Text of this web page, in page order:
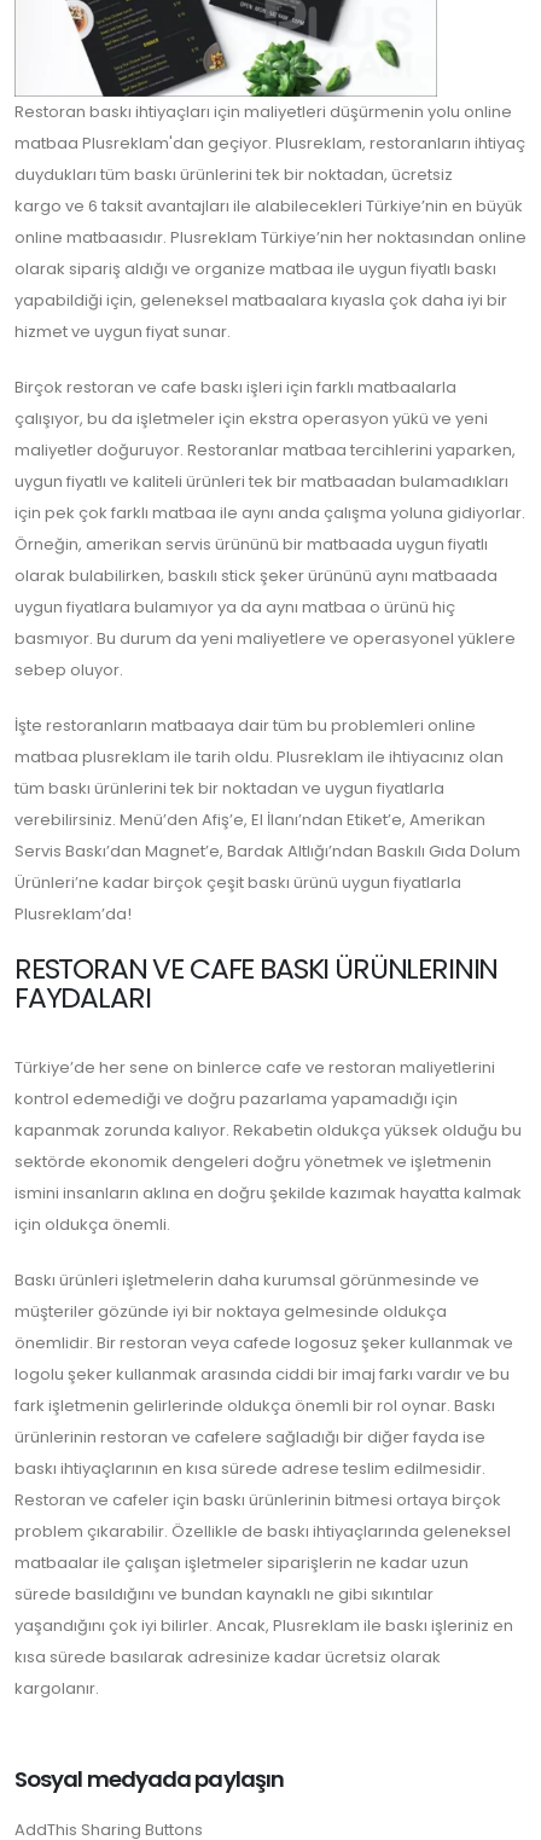
Restoran baskı ihtiyaçları için maliyetleri düşürmenin yolu online
matbaa Plusreklam'dan geçiyor. Plusreklam, restoranların ihtiyaç
duydukları tüm baskı ürünlerini tek bir noktadan, ücretsiz
kargo ve 6 taksit avantajları ile alabilecekleri Türkiye’nin en büyük
online matbaasıdır. Plusreklam Türkiye’nin her noktasından online
olarak sipariş aldığı ve organize matbaa ile uygun fiyatlı baskı
yapabildiği için, geleneksel matbaalara kıyasla çok daha iyi bir
hizmet ve uygun fiyat sunar.
Birçok restoran ve cafe baskı işleri için farklı matbaalarla
çalışıyor, bu da işletmeler için ekstra operasyon yükü ve yeni
maliyetler doğuruyor. Restoranlar matbaa tercihlerini yaparken,
uygun fiyatlı ve kaliteli ürünleri tek bir matbaadan bulamadıkları
için pek çok farklı matbaa ile aynı anda çalışma yoluna gidiyorlar.
Örneğin, amerikan servis ürününü bir matbaada uygun fiyatlı
olarak bulabilirken, baskılı stick şeker ürününü aynı matbaada
uygun fiyatlara bulamıyor ya da aynı matbaa o ürünü hiç
basmıyor. Bu durum da yeni maliyetlere ve operasyonel yüklere
sebep oluyor.
İşte restoranların matbaaya dair tüm bu problemleri online
matbaa plusreklam ile tarih oldu. Plusreklam ile ihtiyacınız olan
tüm baskı ürünlerini tek bir noktadan ve uygun fiyatlarla
verebilirsiniz. Menü’den Afiş’e, El İlanı’ndan Etiket’e, Amerikan
Servis Baskı’dan Magnet’e, Bardak Altlığı’ndan Baskılı Gıda Dolum
Ürünleri’ne kadar birçok çeşit baskı ürünü uygun fiyatlarla
Plusreklam’da!
RESTORAN VE CAFE BASKI ÜRÜNLERININ
FAYDALARI
Türkiye’de her sene on binlerce cafe ve restoran maliyetlerini
kontrol edemediği ve doğru pazarlama yapamadığı için
kapanmak zorunda kalıyor. Rekabetin oldukça yüksek olduğu bu
sektörde ekonomik dengeleri doğru yönetmek ve işletmenin
ismini insanların aklına en doğru şekilde kazımak hayatta kalmak
için oldukça önemli.
Baskı ürünleri işletmelerin daha kurumsal görünmesinde ve
müşteriler gözünde iyi bir noktaya gelmesinde oldukça
önemlidir. Bir restoran veya cafede logosuz şeker kullanmak ve
logolu şeker kullanmak arasında ciddi bir imaj farkı vardır ve bu
fark işletmenin gelirlerinde oldukça önemli bir rol oynar. Baskı
ürünlerinin restoran ve cafelere sağladığı bir diğer fayda ise
baskı ihtiyaçlarının en kısa sürede adrese teslim edilmesidir.
Restoran ve cafeler için baskı ürünlerinin bitmesi ortaya birçok
problem çıkarabilir. Özellikle de baskı ihtiyaçlarında geleneksel
matbaalar ile çalışan işletmeler siparişlerin ne kadar uzun
sürede basıldığını ve bundan kaynaklı ne gibi sıkıntılar
yaşandığını çok iyi bilirler. Ancak, Plusreklam ile baskı işleriniz en
kısa sürede basılarak adresinize kadar ücretsiz olarak
kargolanır.
Sosyal medyada paylaşın
AddThis Sharing Buttons